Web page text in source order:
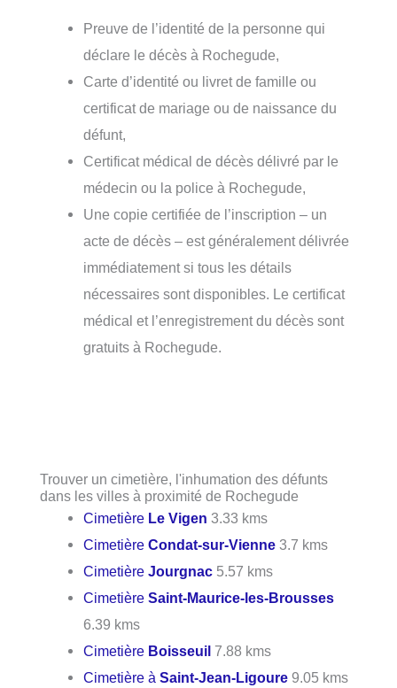
Preuve de l’identité de la personne qui
déclare le décès à Rochegude,
Carte d’identité ou livret de famille ou
certificat de mariage ou de naissance du
défunt,
Certificat médical de décès délivré par le
médecin ou la police à Rochegude,
Une copie certifiée de l’inscription – un
acte de décès – est généralement délivrée
immédiatement si tous les détails
nécessaires sont disponibles. Le certificat
médical et l’enregistrement du décès sont
gratuits à Rochegude.
Trouver un cimetière, l'inhumation des défunts
dans les villes à proximité de Rochegude
Cimetière Le Vigen 3.33 kms
CimetièreCondat-sur-Vienne 3.7 kms
CimetièreJourgnac 5.57 kms
CimetièreSaint-Maurice-les-Brousses
6.39 kms
Cimetière Boisseuil 7.88 kms
Cimetière àSaint-Jean-Ligoure 9.05 kms